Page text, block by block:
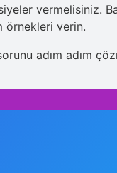
vermelisiniz.
örnekleri verin.
adım adım